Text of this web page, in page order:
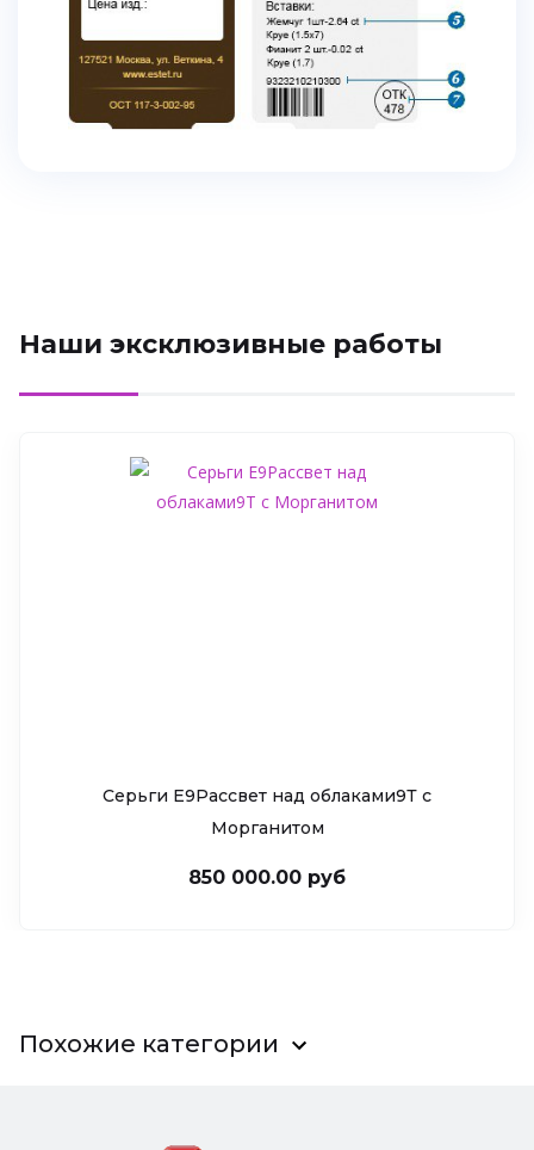
Наши эксклюзивные работы
Серьги Е9Рассвет над облаками9Т c
Морганитом
850 000.00 руб
Похожие категории